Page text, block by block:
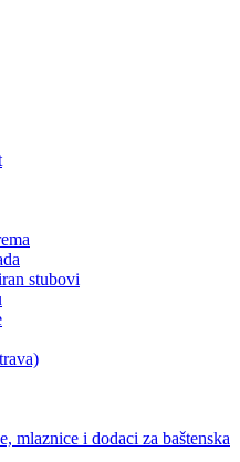
stubovi
mlaznice i dodaci za baštenska